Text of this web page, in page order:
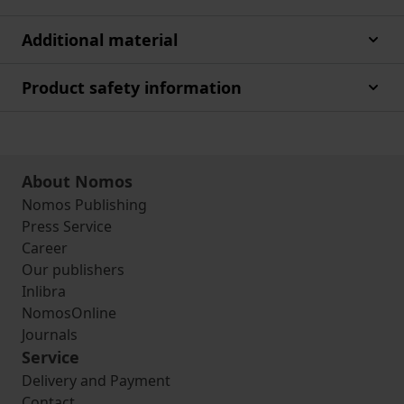
Additional material
Product safety information
About Nomos
Nomos Publishing
Press Service
Career
Our publishers
Inlibra
NomosOnline
Journals
Service
Delivery and Payment